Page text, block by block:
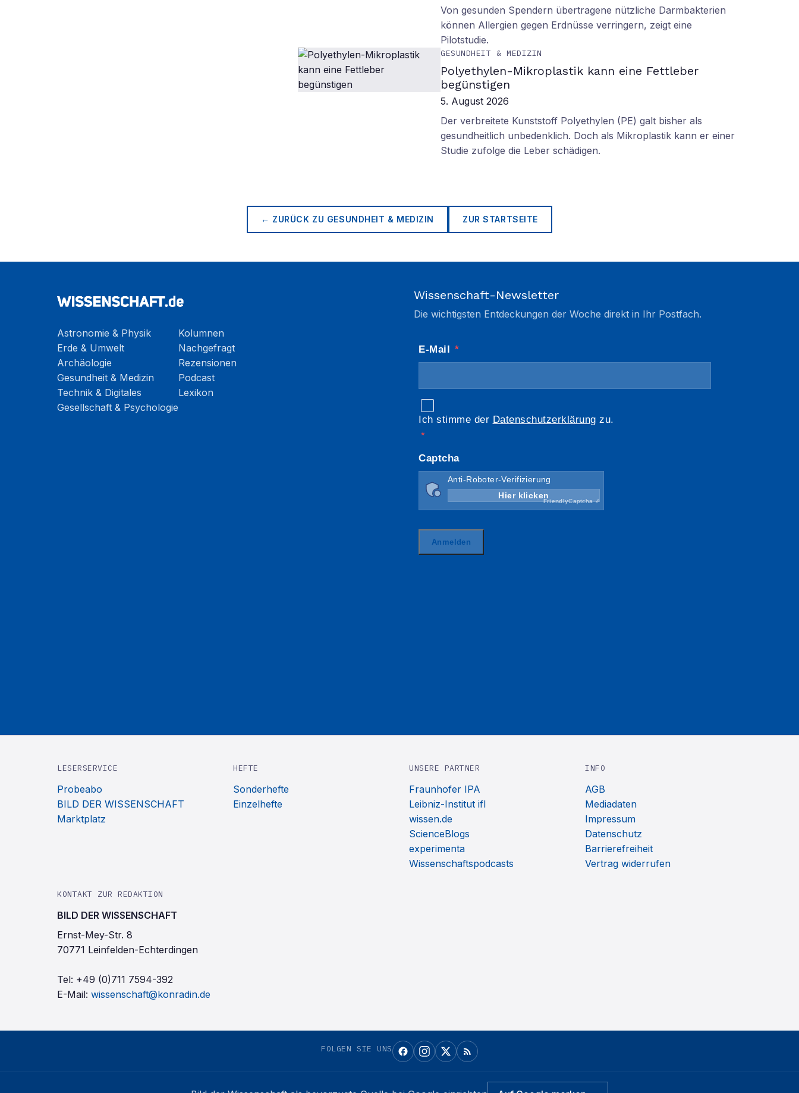
Von gesunden Spendern übertragene nützliche Darmbakterien
können Allergien gegen Erdnüsse verringern, zeigt eine
Pilotstudie.
GESUNDHEIT & MEDIZIN
Polyethylen-Mikroplastik kann eine Fettleber
begünstigen
5. August 2026
Der verbreitete Kunststoff Polyethylen (PE) galt bisher als
gesundheitlich unbedenklich. Doch als Mikroplastik kann er einer
Studie zufolge die Leber schädigen.
← ZURÜCK ZU GESUNDHEIT & MEDIZIN ZUR STARTSEITE
Astronomie & Physik
Erde & Umwelt
Archäologie
Gesundheit & Medizin
Technik & Digitales
Gesellschaft & Psychologie
Kolumnen
Nachgefragt
Rezensionen
Podcast
Lexikon
Wissenschaft-Newsletter
Die wichtigsten Entdeckungen der Woche direkt in Ihr Postfach.
LESERSERVICE
Probeabo
BILD DER WISSENSCHAFT
Marktplatz
HEFTE
Sonderhefte
Einzelhefte
UNSERE PARTNER
Fraunhofer IPA
Leibniz-Institut ifl
wissen.de
ScienceBlogs
experimenta
Wissenschaftspodcasts
INFO
AGB
Mediadaten
Impressum
Datenschutz
Barrierefreiheit
Vertrag widerrufen
KONTAKT ZUR REDAKTION
BILD DER WISSENSCHAFT
Ernst-Mey-Str. 8
70771 Leinfelden-Echterdingen
Tel: +49 (0)711 7594-392
E-Mail: wissenschaft@konradin.de
FOLGEN SIE UNS